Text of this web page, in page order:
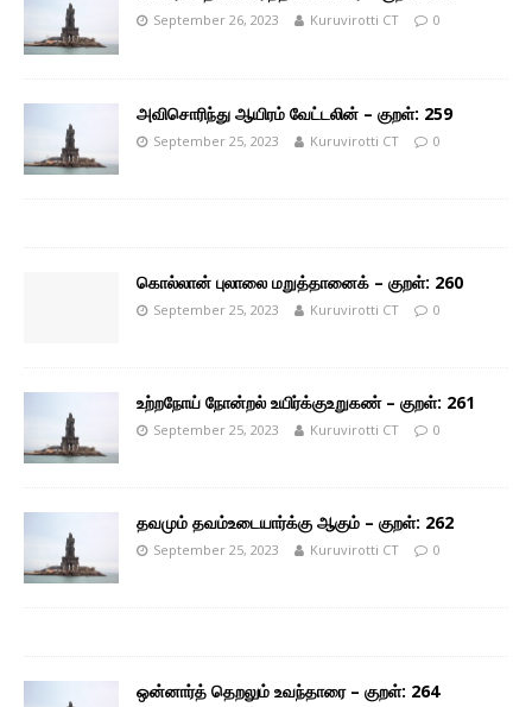
September 26, 2023 Kuruvirotti CT 0
அவிசொரிந்து ஆயிரம் வேட்டலின் – குறள்: 259
September 25, 2023 Kuruvirotti CT 0
கொல்லான் புலாலை மறுத்தானைக் – குறள்: 260
September 25, 2023 Kuruvirotti CT 0
உற்றநோய் நோன்றல் உயிர்க்குஉறுகண் – குறள்: 261
September 25, 2023 Kuruvirotti CT 0
தவமும் தவம்உடையார்க்கு ஆகும் – குறள்: 262
September 25, 2023 Kuruvirotti CT 0
ஒன்னார்த் தெறலும் உவந்தாரை – குறள்: 264